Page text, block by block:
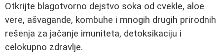
Otkrijte blagotvorno dejstvo soka od cvekle, aloe
vere, ašvagande, kombuhe i mnogih drugih prirodnih
rešenja za jačanje imuniteta, detoksikaciju i
celokupno zdravlje.